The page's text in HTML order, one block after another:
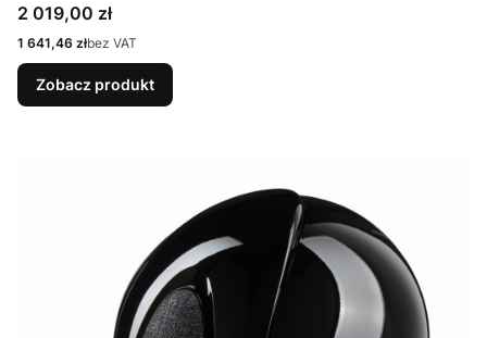
Cena
2 019,00 zł
Cena
1 641,46 złbez VAT
Zobacz produkt